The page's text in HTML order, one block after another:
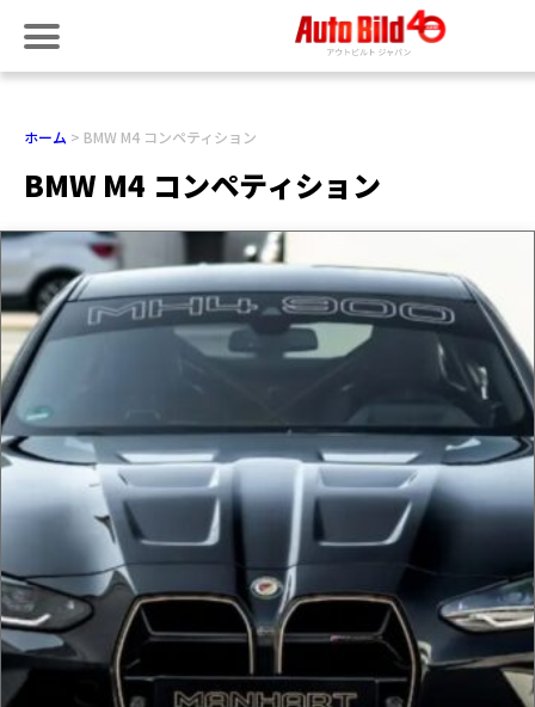
ホーム BMW M4 コンペティション
BMW M4 コンペティション